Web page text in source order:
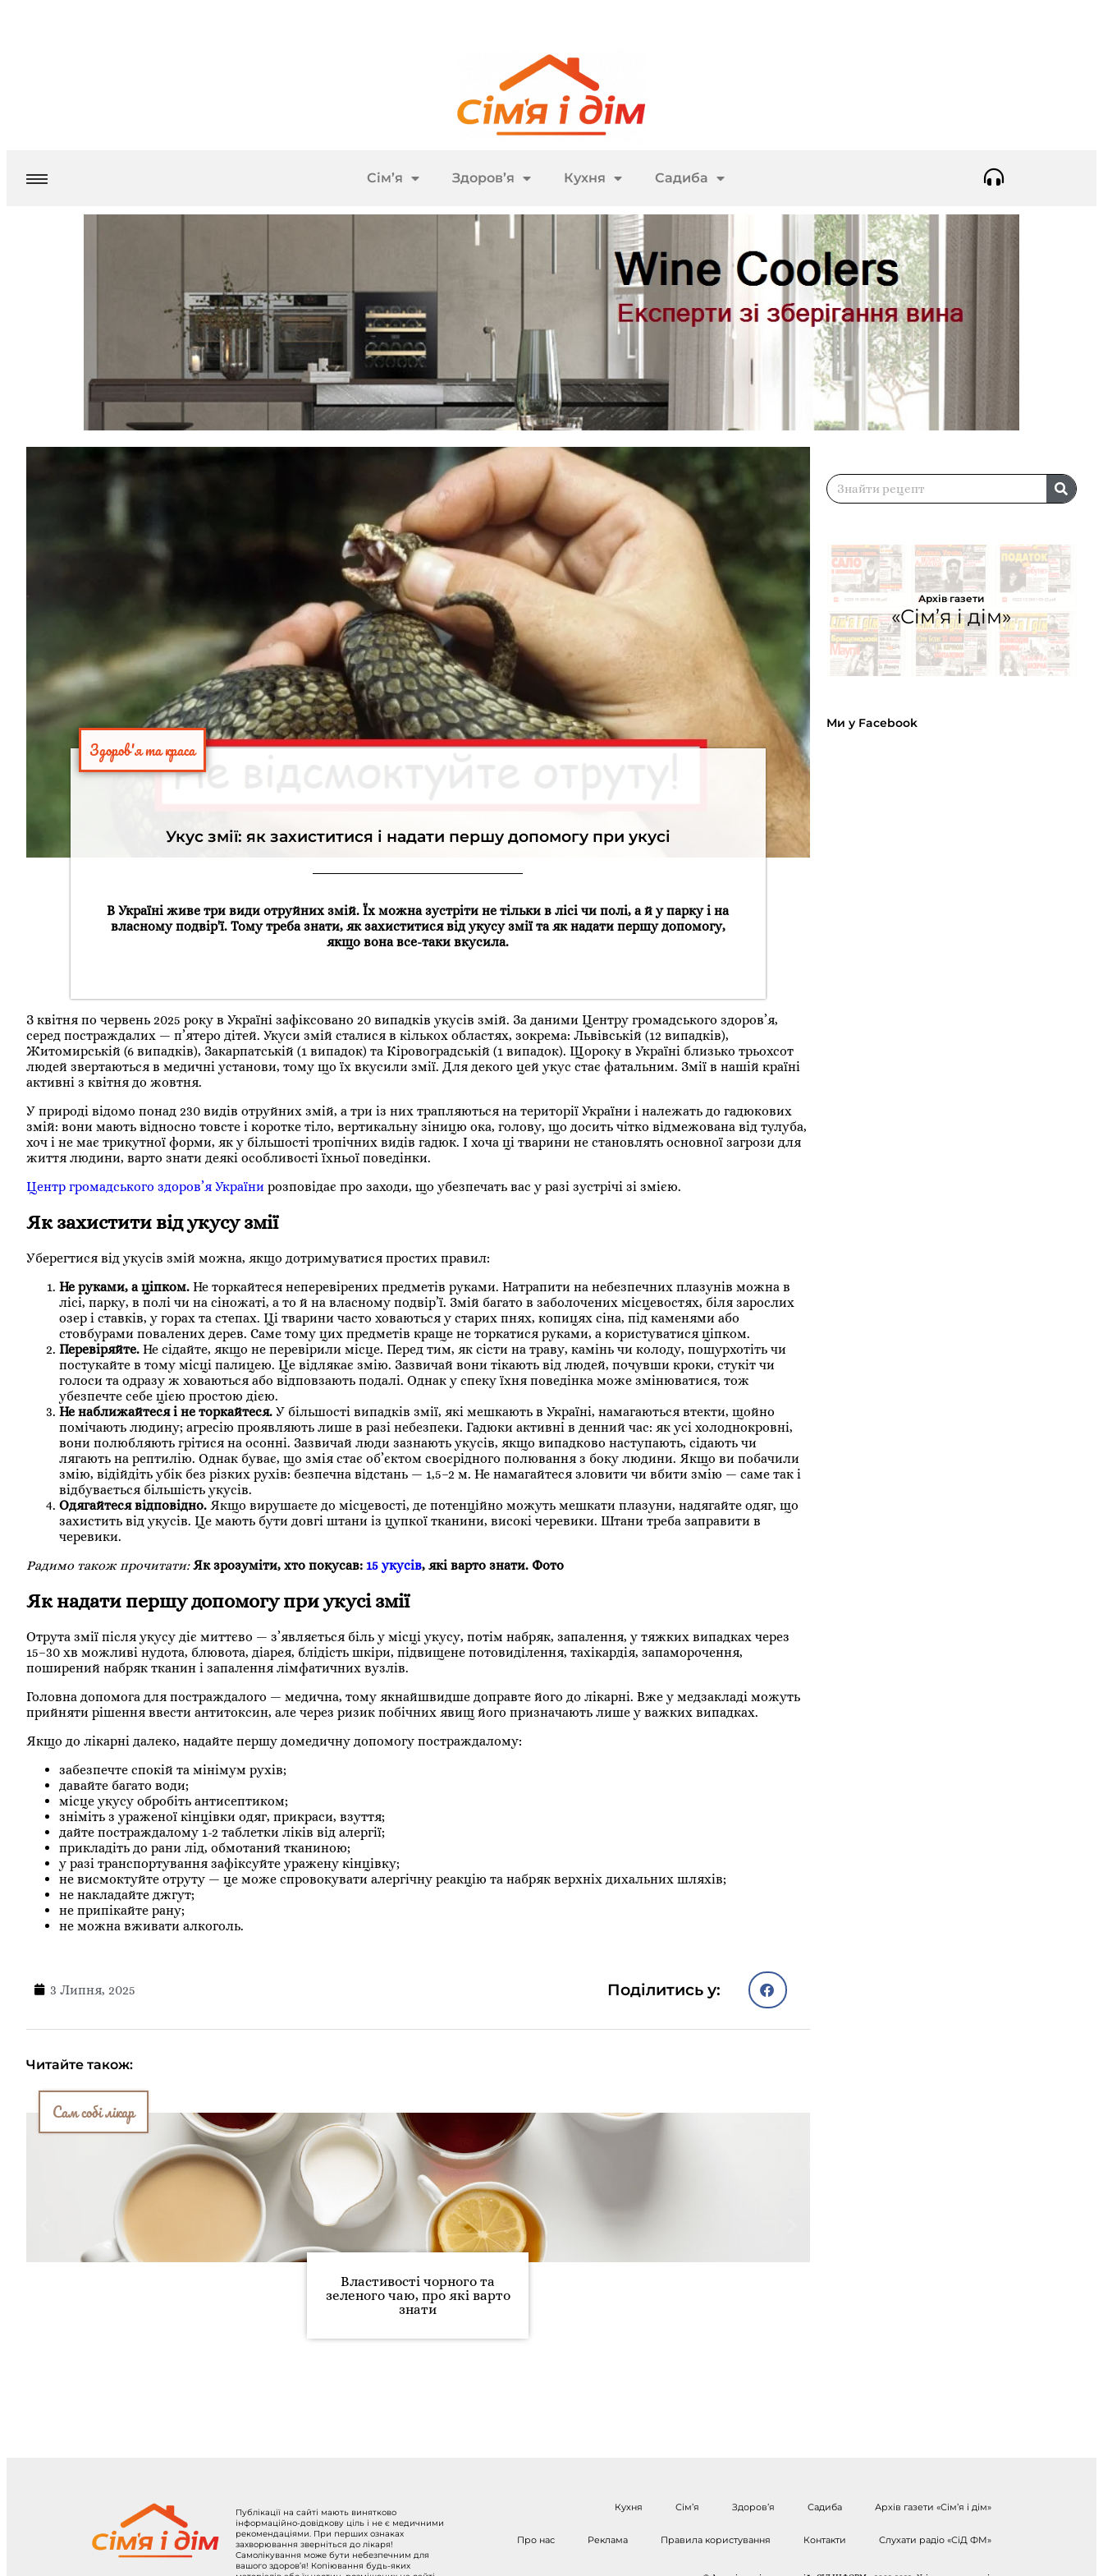
Сім’я Здоров’я Кухня Садиба
Здоров'я та краса
Укус змії: як захиститися і надати першу допомогу при укусі
В Україні живе три види отруйних змій. Їх можна зустріти не тільки в лісі чи полі, а й у парку і на
власному подвір'ї. Тому треба знати, як захиститися від укусу змії та як надати першу допомогу,
якщо вона все-таки вкусила.
З квітня по червень 2025 року в Україні зафіксовано 20 випадків укусів змій. За даними Центру громадського здоров’я,
серед постраждалих — п’ятеро дітей. Укуси змій сталися в кількох областях, зокрема: Львівській (12 випадків),
Житомирській (6 випадків), Закарпатській (1 випадок) та Кіровоградській (1 випадок). Щороку в Україні близько трьохсот
людей звертаються в медичні установи, тому що їх вкусили змії. Для декого цей укус стає фатальним. Змії в нашій країні
активні з квітня до жовтня.
У природі відомо понад 230 видів отруйних змій, а три із них трапляються на території України і належать до гадюкових
змій: вони мають відносно товсте і коротке тіло, вертикальну зіницю ока, голову, що досить чітко відмежована від тулуба,
хоч і не має трикутної форми, як у більшості тропічних видів гадюк. І хоча ці тварини не становлять основної загрози для
життя людини, варто знати деякі особливості їхньої поведінки.
Центр громадського здоров’я України розповідає про заходи, що убезпечать вас у разі зустрічі зі змією.
Як захистити від укусу змії
Уберегтися від укусів змій можна, якщо дотримуватися простих правил:
Не руками, а ціпком. Не торкайтеся неперевірених предметів руками. Натрапити на небезпечних плазунів можна в
лісі, парку, в полі чи на сіножаті, а то й на власному подвір’ї. Змій багато в заболочених місцевостях, біля зарослих
озер і ставків, у горах та степах. Ці тварини часто ховаються у старих пнях, копицях сіна, під каменями або
стовбурами повалених дерев. Саме тому цих предметів краще не торкатися руками, а користуватися ціпком.
Перевіряйте. Не сідайте, якщо не перевірили місце. Перед тим, як сісти на траву, камінь чи колоду, пошурхотіть чи
постукайте в тому місці палицею. Це відлякає змію. Зазвичай вони тікають від людей, почувши кроки, стукіт чи
голоси та одразу ж ховаються або відповзають подалі. Однак у спеку їхня поведінка може змінюватися, тож
убезпечте себе цією простою дією.
Не наближайтеся і не торкайтеся. У більшості випадків змії, які мешкають в Україні, намагаються втекти, щойно
помічають людину; агресію проявляють лише в разі небезпеки. Гадюки активні в денний час: як усі холоднокровні,
вони полюбляють грітися на осонні. Зазвичай люди зазнають укусів, якщо випадково наступають, сідають чи
лягають на рептилію. Однак буває, що змія стає об’єктом своєрідного полювання з боку людини. Якщо ви побачили
змію, відійдіть убік без різких рухів: безпечна відстань — 1,5–2 м. Не намагайтеся зловити чи вбити змію — саме так і
відбувається більшість укусів.
Одягайтеся відповідно. Якщо вирушаєте до місцевості, де потенційно можуть мешкати плазуни, надягайте одяг, що
захистить від укусів. Це мають бути довгі штани із цупкої тканини, високі черевики. Штани треба заправити в
черевики.
Радимо також прочитати: Як зрозуміти, хто покусав: 15 укусів, які варто знати. Фото
Як надати першу допомогу при укусі змії
Отрута змії після укусу діє миттєво — з’являється біль у місці укусу, потім набряк, запалення, у тяжких випадках через
15–30 хв можливі нудота, блювота, діарея, блідість шкіри, підвищене потовиділення, тахікардія, запаморочення,
поширений набряк тканин і запалення лімфатичних вузлів.
Головна допомога для постраждалого — медична, тому якнайшвидше доправте його до лікарні. Вже у медзакладі можуть
прийняти рішення ввести антитоксин, але через ризик побічних явищ його призначають лише у важких випадках.
Якщо до лікарні далеко, надайте першу домедичну допомогу постраждалому:
забезпечте спокій та мінімум рухів;
давайте багато води;
місце укусу обробіть антисептиком;
зніміть з ураженої кінцівки одяг, прикраси, взуття;
дайте постраждалому 1-2 таблетки ліків від алергії;
прикладіть до рани лід, обмотаний тканиною;
у разі транспортування зафіксуйте уражену кінцівку;
не висмоктуйте отруту — це може спровокувати алергічну реакцію та набряк верхніх дихальних шляхів;
не накладайте джгут;
не припікайте рану;
не можна вживати алкоголь.
3 Липня, 2025 Поділитись у:
Читайте також:
Сам собі лікар
Властивості чорного та
зеленого чаю, про які варто
знати
Архів газети
«Сім’я і дім»
Ми у Facebook
Публікації на сайті мають винятково
інформаційно-довідкову ціль і не є медичними
рекомендаціями. При перших ознаках
захворювання зверніться до лікаря!
Самолікування може бути небезпечним для
вашого здоров’я! Копіювання будь-яких
Кухня Сім’я Здоров’я Садиба Архів газети «Сім’я і дім»
Про нас Реклама Правила користування Контакти Слухати радіо «СіД ФМ»